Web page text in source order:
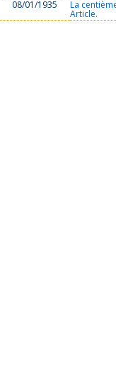
08/01/1935 La
Article.